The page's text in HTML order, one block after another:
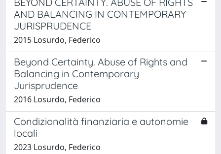
AND BALANCING IN CONTEMPORARY
JURISPRUDENCE
2015 Losurdo, Federico
Beyond Certainty. Abuse of Rights and
Balancing in Contemporary
Jurisprudence
2016 Losurdo, Federico
Condizionalità finanziaria e autonomie
locali
2023 Losurdo, Federico